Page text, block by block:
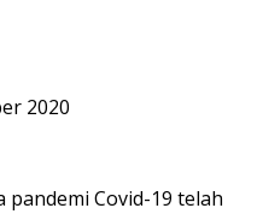
2020
pandemi Covid-19 telah